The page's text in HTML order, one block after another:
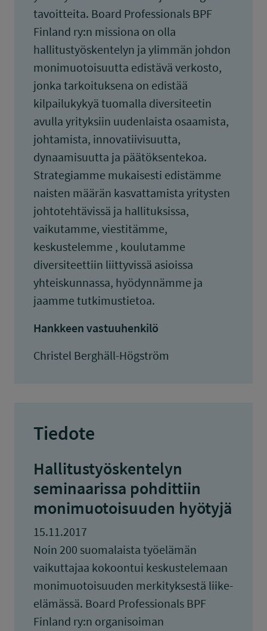
tavoitteita. Board Professionals BPF
Finland ry:n missiona on olla
hallitustyöskentelyn ja ylimmän johdon
monimuotoisuutta edistävä verkosto,
jonka tarkoituksena on edistää
kilpailukykyä tuomalla diversiteetin
avulla yrityksiin uudenlaista osaamista,
johtamista, innovatiivisuutta,
dynaamisuutta ja päätöksentekoa.
Strategiamme mukaisesti edistämme
naisten määrän kasvattamista yritysten
johtotehtävissä ja hallituksissa,
vaikutamme, viestitämme,
keskustelemme , koulutamme
diversiteettiin liittyvissä asioissa
yhteiskunnassa, hyödynnämme ja
jaamme tutkimustietoa.
Hankkeen vastuuhenkilö
Christel Berghäll-Högström
Tiedote
Hallitustyöskentelyn
seminaarissa pohdittiin
monimuotoisuuden hyötyjä
15.11.2017
Noin 200 suomalaista työelämän
vaikuttajaa kokoontui keskustelemaan
monimuotoisuuden merkityksestä liike-
elämässä. Board Professionals BPF
Finland ry:n organisoiman